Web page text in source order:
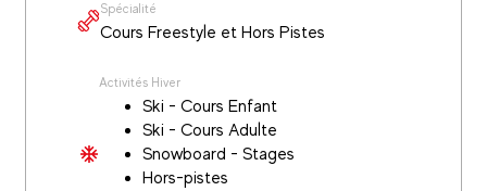
Spécialité
Cours Freestyle et Hors Pistes
Activités Hiver
Ski - Cours Enfant
Ski - Cours Adulte
Snowboard - Stages
Hors-pistes